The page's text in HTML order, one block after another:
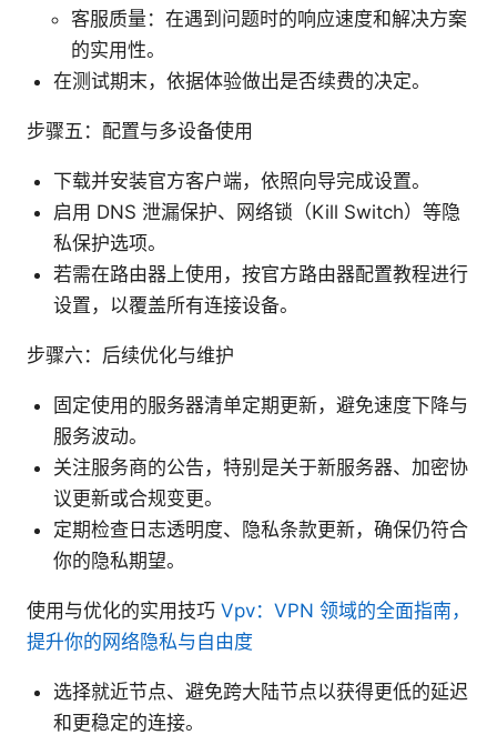
客服质量：在遇到问题时的响应速度和解决方案
的实用性。
在测试期末，依据体验做出是否续费的决定。
步骤五：配置与多设备使用
下载并安装官方客户端，依照向导完成设置。
启用 DNS 泄漏保护、网络锁（Kill Switch）等隐
私保护选项。
若需在路由器上使用，按官方路由器配置教程进行
设置，以覆盖所有连接设备。
步骤六：后续优化与维护
固定使用的服务器清单定期更新，避免速度下降与
服务波动。
关注服务商的公告，特别是关于新服务器、加密协
议更新或合规变更。
定期检查日志透明度、隐私条款更新，确保仍符合
你的隐私期望。
使用与优化的实用技巧 Vpv：VPN 领域的全面指南，
提升你的网络隐私与自由度
选择就近节点、避免跨大陆节点以获得更低的延迟
和更稳定的连接。